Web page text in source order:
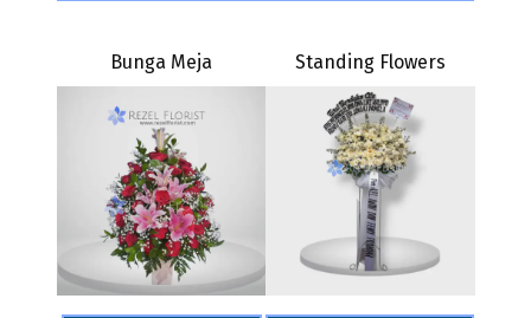
Bunga Meja Standing Flowers